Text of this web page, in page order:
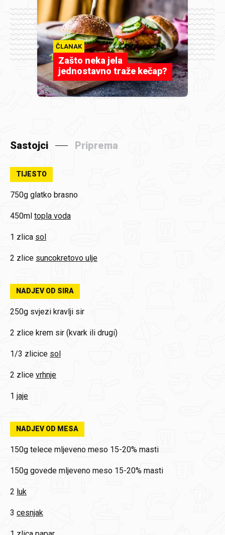
ČLANAK
Zašto neka jela
jednostavno traže kečap?
Sastojci Priprema
TIJESTO
750g glatko brasno
450ml topla voda
1 zlica sol
2 zlice suncokretovo ulje
NADJEV OD SIRA
250g svjezi kravlji sir
2 zlice krem sir (kvark ili drugi)
1/3 zlicice sol
2 zlice vrhnje
1 jaje
NADJEV OD MESA
150g telece mljeveno meso 15-20% masti
150g govede mljeveno meso 15-20% masti
2 luk
3 cesnjak